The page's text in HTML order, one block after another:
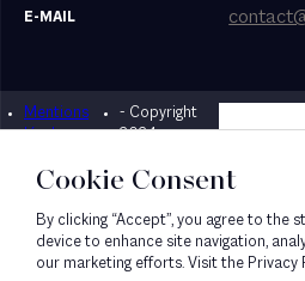
E-MAIL
Mentions
légales
- Copyright
2024
Designed
Cookie Consent
By clicking “Accept”, you agree to the
device to enhance site navigation,
our marketing efforts. Visit the